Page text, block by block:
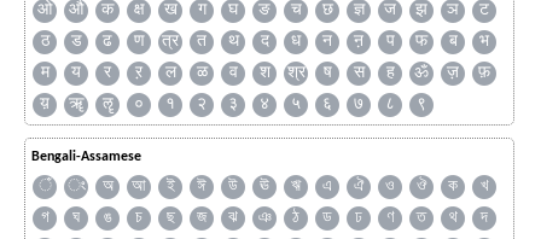
ओ
औ क क्ष ख ग घ ङ च छ ज्ञ ज झ ञ
ट
ठ
ड ढ ण त्र त थ द ध न ऩ प फ ब
भ
म
य र ऱ ल ळ व श श्र ष स ह ॐ ज़
फ़
य़
ॠ ॡ ० १ २ ३ ४ ५ ६ ७ ८ ९
Bengali-Assamese
ঁ ং অ আ ই ঈ উ ঊ ঋ এ ঐ ও ঔ ক
খ
গ
ঘ ঙ চ ছ জ ঝ ঞ ঠ ড ঢ ণ ত থ
দ